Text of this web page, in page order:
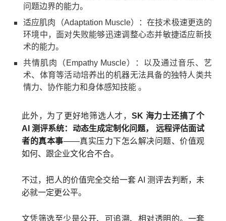
问题边界的能力。
适应肌肉（Adaptation Muscle）：在技术极速更迭的
环境中，面对失败能够迅速调整心态并敏捷适应新技
术的能力。
共情肌肉（Empathy Muscle）：以及通过音乐、艺
术、体育等活动培养出的机器无法具备的独特人类共
情力、协作能力和身体感知技能 。
此外，为了更好地筛选人才， SK 海力士还搞了个
AI 测评系统：动态生成定制化问题， 远程评估面试
者的真本事——真实压力下怎么解决问题、价值观
如何、跟企业文化合不合。
不过，把人的价值完全交给一套 AI 测评去判断，未
必就一定更公平。
文凭筛选至少是公开、可追溯、相对透明的。一套